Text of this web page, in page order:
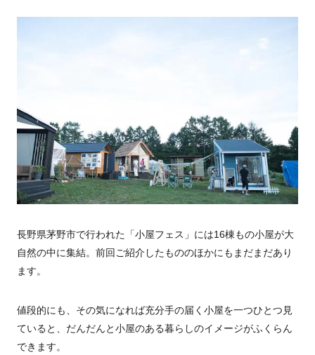
長野県茅野市で行われた「小屋フェス」には16棟もの小屋が大
自然の中に集結。前回ご紹介したもののほかにもまだまだあり
ます。
値段的にも、その気になれば充分手の届く小屋を一つひとつ見
ていると、だんだんと小屋のある暮らしのイメージがふくらん
できます。